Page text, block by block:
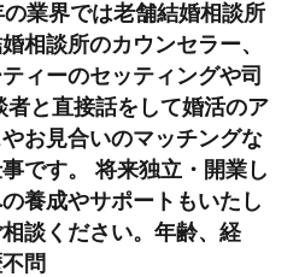
業界では老舗結婚相談所
相談所のカウンセラー、
ィーのセッティングや司
者と直接話をして婚活のア
やお見合いのマッチングな
です。 将来独立・開業し
養成やサポートもいたし
談ください。年齢、経
問